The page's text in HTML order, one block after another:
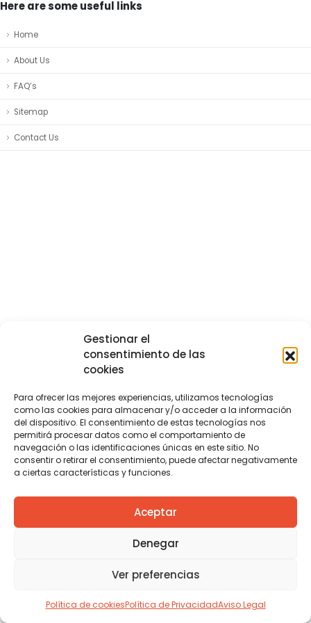
Gestionar el
consentimiento de las
cookies
Para ofrecer las mejores experiencias, utilizamos tecnologías
como las cookies para almacenar y/o acceder a la información
del dispositivo. El consentimiento de estas tecnologías nos
permitirá procesar datos como el comportamiento de
navegación o las identificaciones únicas en este sitio. No
consentir o retirar el consentimiento, puede afectar negativamente
a ciertas características y funciones.
Aceptar
Denegar
Ver preferencias
Política de cookiesPolítica de PrivacidadAviso Legal
Here are some useful links
Home
About Us
FAQ’s
Sitemap
Contact Us